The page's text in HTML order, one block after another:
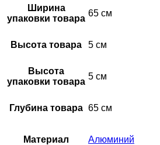
Область применения:
Поверхность:
Серия:
Срок службы:
Температурный диапазон
эксплуатации:
Ширина
упаковки товара
65 см
Высота товара 5 см
Высота
упаковки товара
5 см
Глубина товара 65 см
Материал Алюминий